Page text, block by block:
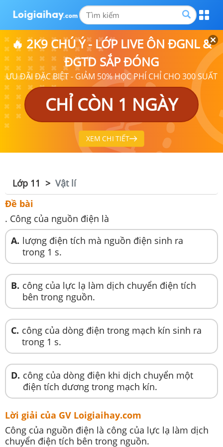
🔥 2K9 CHÚ Ý - LỚP LIVE ÔN ĐGNL &
ĐGTD SẮP ĐÓNG
ƯU ĐÃI ĐẶC BIỆT - GIẢM 50% HỌC PHÍ CHỈ CHO 300 SUẤT
CHỈ CÒN 1 NGÀY
XEM CHI TIẾT
Lớp 11
Vật lí
Đề bài
. Công của nguồn điện là
A. lượng điện tích mà nguồn điện sinh ra
trong 1 s.
B. công của lực lạ làm dịch chuyển điện tích
bên trong nguồn.
C. công của dòng điện trong mạch kín sinh ra
trong 1 s.
D. công của dòng điện khi dịch chuyển một
điện tích dương trong mạch kín.
Lời giải của GV Loigiaihay.com
Công của nguồn điện là công của lực lạ làm dịch
chuyển điện tích bên trong nguồn.